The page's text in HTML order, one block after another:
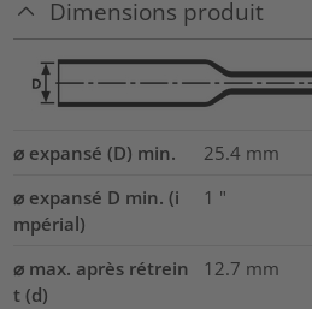
Dimensions produit
⌀ expansé (D) min. 25.4 mm
⌀ expansé D min. (i
mpérial)
1 "
⌀ max. après rétrein
t (d)
12.7 mm